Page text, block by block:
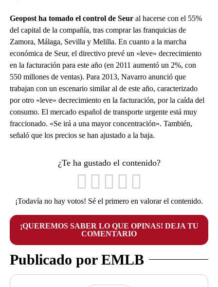
Geopost ha tomado el control de Seur al hacerse con el 55%
del capital de la compañía, tras comprar las franquicias de
Zamora, Málaga, Sevilla y Melilla. En cuanto a la marcha
económica de Seur, el directivo prevé un «leve» decrecimiento
en la facturación para este año (en 2011 aumentó un 2%, con
550 millones de ventas). Para 2013, Navarro anunció que
trabajan con un escenario similar al de este año, caracterizado
por otro «leve» decrecimiento en la facturación, por la caída del
consumo. El mercado español de transporte urgente está muy
fraccionado. «Se irá a una mayor concentración». También,
señaló que los precios se han ajustado a la baja.
¿Te ha gustado el contenido?
¡Todavía no hay votos! Sé el primero en valorar el contenido.
¡QUEREMOS SABER LO QUE OPINAS! DEJA TU
COMENTARIO
Publicado por EMLB